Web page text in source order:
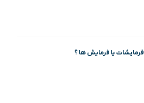
فرمایشات یا فرمایش ها ؟